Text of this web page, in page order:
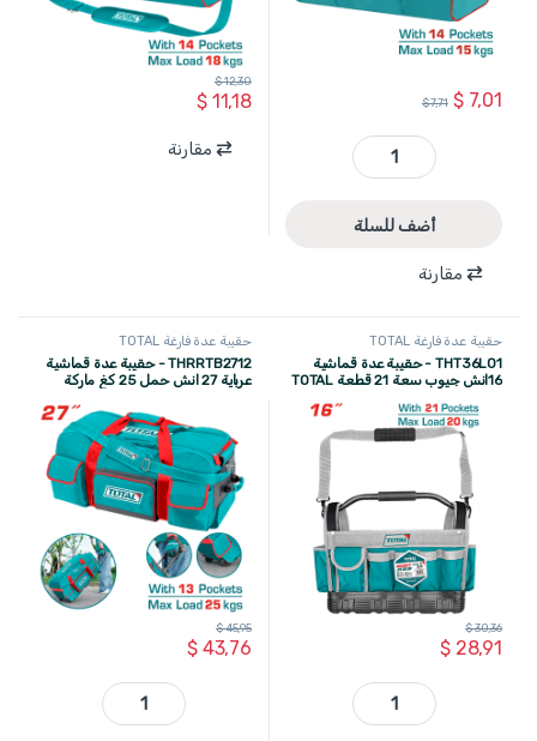
$7,01
$7,71
THT261625 - حقيبة عدة قماش 16 انش اقصى حمل 15 كغ ماركة TOTAL quantity
أضف للسلة
مقارنة
$11,18
$12,30
مقارنة
حقيبة عدة فارغة TOTAL
THT36L01 - حقيبة عدة قماشية
16انش جيوب سعة 21 قطعة TOTAL
$28,91
$30,36
THT36L01 - حقيبة عدة قماشية 16انش جيوب سعة 21 قطعة TOTAL quantity
حقيبة عدة فارغة TOTAL
THRRTB2712 - حقيبة عدة قماشية
عرباية 27 انش حمل 25 كغ ماركة
$43,76
$45,95
THRRTB2712 - حقيبة عدة قماشية عرباية 27 انش حمل 25 كغ ماركة TOTAL quantity